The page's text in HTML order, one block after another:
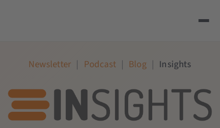
Newsletter | Podcast | Blog | Insights